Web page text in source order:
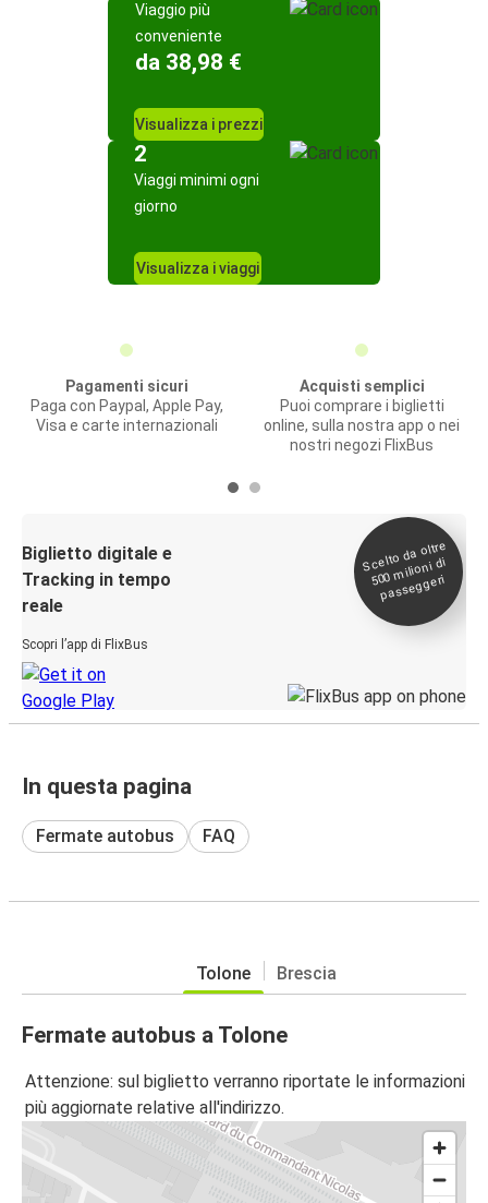
Viaggio più
conveniente
da 38,98 €
Visualizza i prezzi
2
Viaggi minimi ogni
giorno
Visualizza i viaggi
Pagamenti sicuri
Paga con Paypal, Apple Pay,
Visa e carte internazionali
Acquisti semplici
Puoi comprare i biglietti
online, sulla nostra app o nei
nostri negozi FlixBus
Biglietto digitale e
Tracking in tempo
reale
Scopri l’app di FlixBus
Scelto da oltre
500
milioni di
passeggeri
In questa pagina
Fermate autobus FAQ
Tolone Brescia
Fermate autobus a Tolone
Attenzione: sul biglietto verranno riportate le informazioni
più aggiornate relative all'indirizzo.